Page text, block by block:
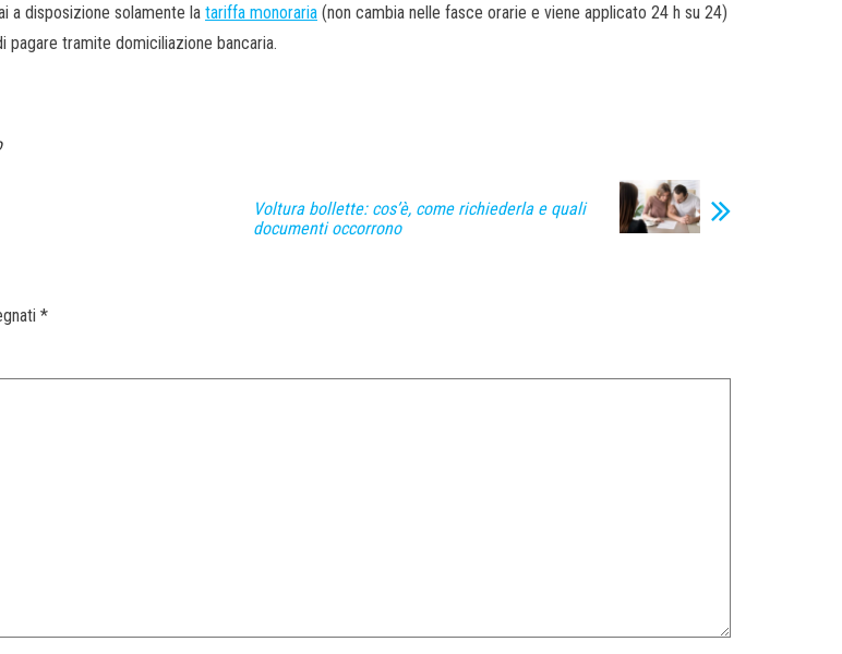
a disposizione solamente la tariffa monoraria (non cambia nelle fasce orarie e viene applicato 24 h su 24)
tramite domiciliazione bancaria.
Voltura bollette: cos’è, come richiederla e quali
documenti occorrono
*